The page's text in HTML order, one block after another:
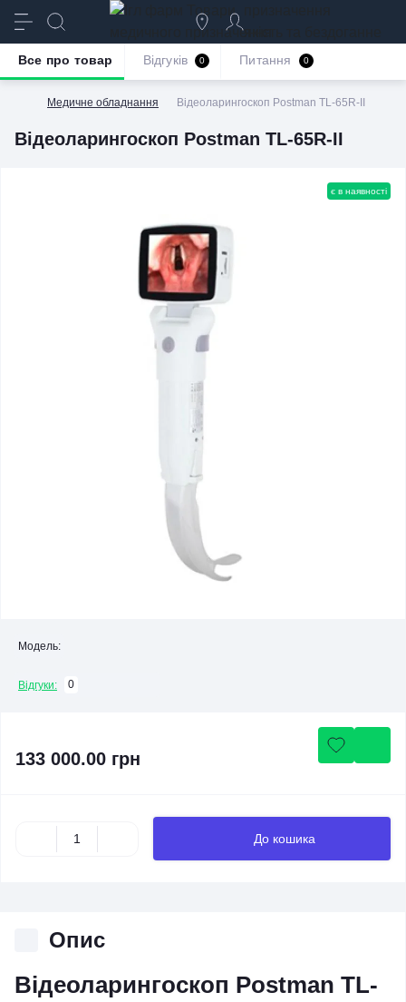
якість та бездоганне
обслуговування
Медичне обладнання Відеоларингоскоп Postman TL-65R-II
Відеоларингоскоп Postman TL-65R-II
Все про товар Відгуків 0 Питання 0
є в наявності
Модель:
Відгуки: 0
133 000.00 грн
До кошика
Опис
Відеоларингоскоп Postman TL-